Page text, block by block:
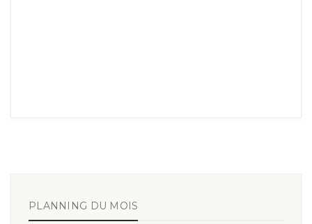
PLANNING DU MOIS